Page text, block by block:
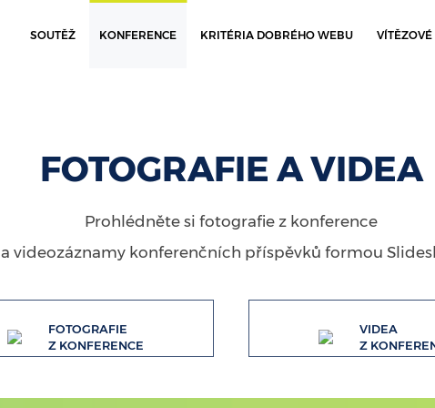
SOUTĚŽ KONFERENCE KRITÉRIA DOBRÉHO WEBU VÍTĚZOVÉ
SCOOL WEB 2018
Získejte přehled o tom, jaké změny vás čekají s příchodem
Na co je potřeba být připraven a čeho se vyvarovat.
FOTOGRAFIE A VIDEA
Prohlédněte si fotografie z konference
a videozáznamy konferenčních příspěvků formou
FOTOGRAFIE
Z KONFERENCE
VIDEA
Z